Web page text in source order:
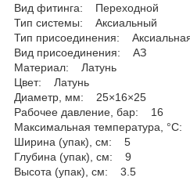
Вид фитинга: Переходной
Тип системы: Аксиальный
Тип присоединения: Аксиальная
Вид присоединения: АЗ
Материал: Латунь
Цвет: Латунь
Диаметр, мм: 25×16×25
Рабочее давление, бар: 16
Максимальная температура,
Ширина (упак), см: 5
Глубина (упак), см: 9
Высота (упак), см: 3.5